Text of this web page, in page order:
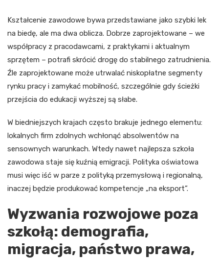
Kształcenie zawodowe bywa przedstawiane jako szybki lek
na biedę, ale ma dwa oblicza. Dobrze zaprojektowane – we
współpracy z pracodawcami, z praktykami i aktualnym
sprzętem – potrafi skrócić drogę do stabilnego zatrudnienia.
Źle zaprojektowane może utrwalać niskopłatne segmenty
rynku pracy i zamykać mobilność, szczególnie gdy ścieżki
przejścia do edukacji wyższej są słabe.
W biedniejszych krajach często brakuje jednego elementu:
lokalnych firm zdolnych wchłonąć absolwentów na
sensownych warunkach. Wtedy nawet najlepsza szkoła
zawodowa staje się kuźnią emigracji. Polityka oświatowa
musi więc iść w parze z polityką przemysłową i regionalną,
inaczej będzie produkować kompetencje „na eksport”.
Wyzwania rozwojowe poza
szkołą: demografia,
migracja, państwo prawa,